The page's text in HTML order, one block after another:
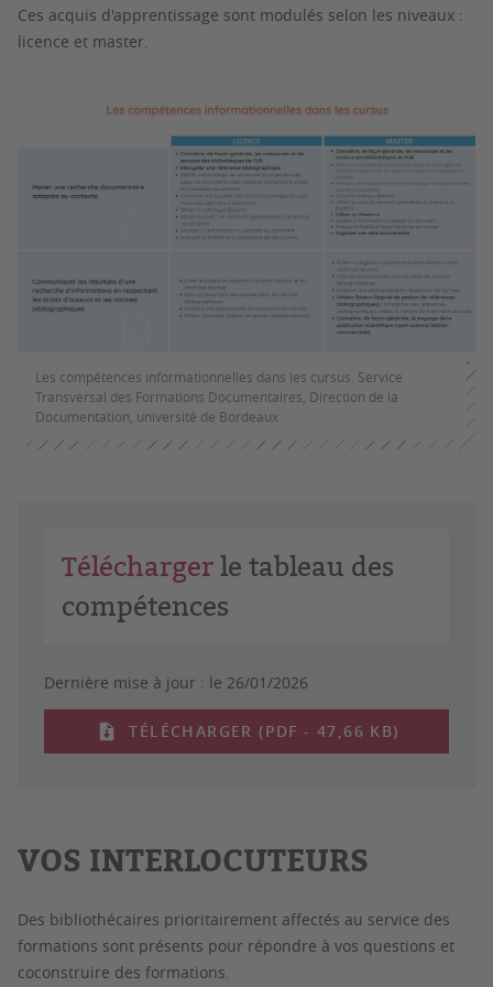
Ces acquis d'apprentissage sont modulés selon les niveaux :
licence et master.
Les compétences informationnelles dans les cursus. Service
Transversal des Formations Documentaires, Direction de la
Documentation, université de Bordeaux
Téléchargerle tableau des
compétences
Dernière mise à jour : le 26/01/2026
TÉLÉCHARGER (PDF - 47,66 KB)
VOS INTERLOCUTEURS
Des bibliothécaires prioritairement affectés au service des
formations sont présents pour répondre à vos questions et
coconstruire des formations.